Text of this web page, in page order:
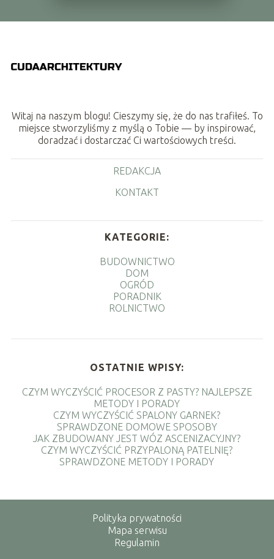
Witaj na naszym blogu! Cieszymy się, że do nas trafiłeś. To
miejsce stworzyliśmy z myślą o Tobie — by inspirować,
doradzać i dostarczać Ci wartościowych treści.
REDAKCJA
KONTAKT
KATEGORIE:
BUDOWNICTWO
DOM
OGRÓD
PORADNIK
ROLNICTWO
OSTATNIE WPISY:
CZYM WYCZYŚCIĆ PROCESOR Z PASTY? NAJLEPSZE
METODY I PORADY
CZYM WYCZYŚCIĆ SPALONY GARNEK?
SPRAWDZONE DOMOWE SPOSOBY
JAK ZBUDOWANY JEST WÓZ ASCENIZACYJNY?
CZYM WYCZYŚCIĆ PRZYPALONĄ PATELNIĘ?
SPRAWDZONE METODY I PORADY
Polityka prywatności
Mapa serwisu
Regulamin